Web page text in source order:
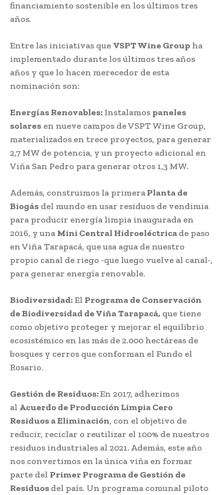
financiamiento sostenible en los últimos tres
años.
Entre las iniciativas que VSPT Wine Group ha
implementado durante los últimos tres años
años y que lo hacen merecedor de esta
nominación son:
Energías Renovables: Instalamos paneles
solares en nueve campos de VSPT Wine Group,
materializados en trece proyectos, para generar
2,7 MW de potencia, y un proyecto adicional en
Viña San Pedro para generar otros 1,3 MW.
Además, construimos la primeraPlanta de
Biogás del mundo en usar residuos de vendimia
para producir energía limpia inaugurada en
2016, y una Mini Central Hidroeléctricade paso
en Viña Tarapacá, que usa agua de nuestro
propio canal de riego -que luego vuelve al canal-,
para generar energía renovable.
Biodiversidad:El Programa de Conservación
de Biodiversidad de Viña Tarapacá, que tiene
como objetivo proteger y mejorar el equilibrio
ecosistémico en las más de 2.000 hectáreas de
bosques y cerros que conforman el Fundo el
Rosario.
Gestión de Residuos:En 2017, adherimos
al Acuerdo de Producción Limpia Cero
Residuos a Eliminación, con el objetivo de
reducir, reciclar o reutilizar el 100% de nuestros
residuos industriales al 2021. Además, este año
nos convertimos en la única viña en formar
parte del Primer Programa de Gestión de
Residuosdel país. Un programa comunal piloto